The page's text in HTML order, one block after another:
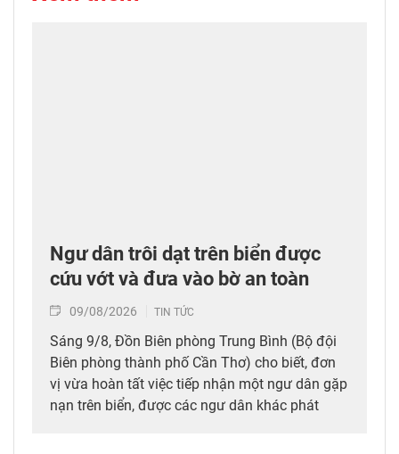
Ngư dân trôi dạt trên biển được
cứu vớt và đưa vào bờ an toàn
09/08/2026 TIN TỨC
Sáng 9/8, Đồn Biên phòng Trung Bình (Bộ đội
Biên phòng thành phố Cần Thơ) cho biết, đơn
vị vừa hoàn tất việc tiếp nhận một ngư dân gặp
nạn trên biển, được các ngư dân khác phát